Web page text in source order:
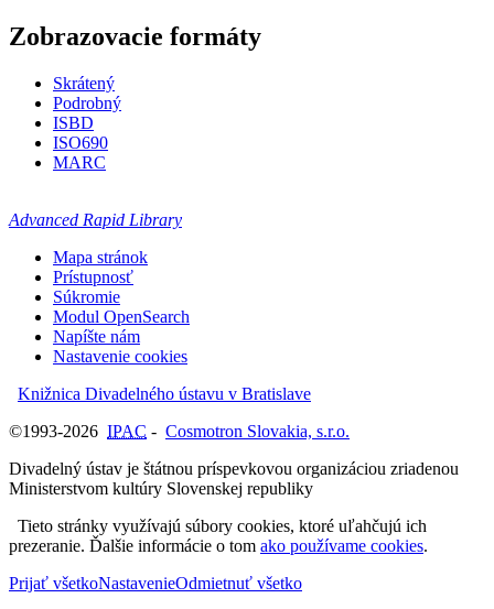
Zobrazovacie formáty
Skrátený
Podrobný
ISBD
ISO690
MARC
Advanced Rapid Library
Mapa stránok
Prístupnosť
Súkromie
Modul OpenSearch
Napíšte nám
Nastavenie cookies
Knižnica Divadelného ústavu v Bratislave
©1993-2026 IPAC - Cosmotron Slovakia, s.r.o.
Divadelný ústav je štátnou príspevkovou organizáciou zriadenou
Ministerstvom kultúry Slovenskej republiky
Tieto stránky využívajú súbory cookies, ktoré uľahčujú ich
prezeranie. Ďalšie informácie o tom ako používame cookies.
Prijať všetkoNastavenieOdmietnuť všetko